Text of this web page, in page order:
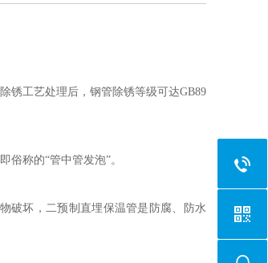
锈工艺处理后，钢管除锈等级可达GB89
称的“管中管发泡”。
破坏，二预制直埋保温管是防腐、防水